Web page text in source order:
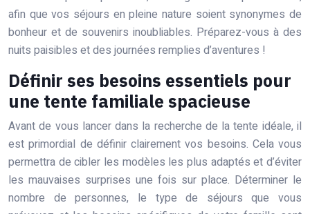
afin que vos séjours en pleine nature soient synonymes de
bonheur et de souvenirs inoubliables. Préparez-vous à des
nuits paisibles et des journées remplies d’aventures !
Définir ses besoins essentiels pour
une tente familiale spacieuse
Avant de vous lancer dans la recherche de la tente idéale, il
est primordial de définir clairement vos besoins. Cela vous
permettra de cibler les modèles les plus adaptés et d’éviter
les mauvaises surprises une fois sur place. Déterminer le
nombre de personnes, le type de séjours que vous